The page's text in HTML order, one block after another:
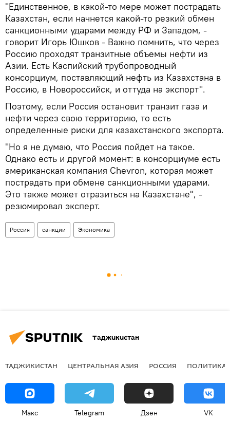
"Единственное, в какой-то мере может пострадать
Казахстан, если начнется какой-то резкий обмен
санкционными ударами между РФ и Западом, -
говорит Игорь Юшков - Важно помнить, что через
Россию проходят транзитные объемы нефти из
Азии. Есть Каспийский трубопроводный
консорциум, поставляющий нефть из Казахстана в
Россию, в Новороссийск, и оттуда на экспорт".
Поэтому, если Россия остановит транзит газа и
нефти через свою территорию, то есть
определенные риски для казахстанского экспорта.
"Но я не думаю, что Россия пойдет на такое.
Однако есть и другой момент: в консорциуме есть
американская компания Chevron, которая может
пострадать при обмене санкционными ударами.
Это также может отразиться на Казахстане", -
резюмировал эксперт.
Россия санкции Экономика
Таджикистан
ТАДЖИКИСТАН ЦЕНТРАЛЬНАЯ АЗИЯ РОССИЯ ПОЛИТИКА
Макс Telegram Дзен VK